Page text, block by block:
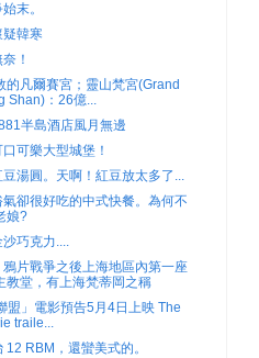
末。
韓寒
！
的凡爾賽宮；靈山梵宮(Grand
Shan)：26億...
半島酒店風月無邊
可樂大型城堡！
湯圓。天啊！紅豆放太多了...
卻很好吃的中式快餐。為何不
娘?
巧克力....
片戰爭之後上海地區內第一座
教堂，有上海梵蒂岡之稱
盟」電影預告5月4日上映 The
traile...
RBM，還蠻美式的。